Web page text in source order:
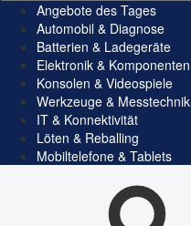
Angebote des Tages
Automobil & Diagnose
Batterien & Ladegeräte
Elektronik & Komponenten
Konsolen & Videospiele
Werkzeuge & Messtechnik
IT & Konnektivität
Löten & Reballing
Mobiltelefone & Tablets